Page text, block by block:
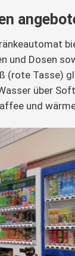
und Dosen
(rote Tasse)
über
und